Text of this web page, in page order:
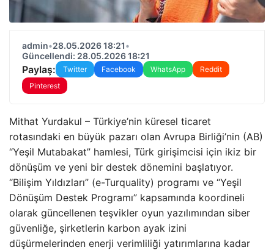
admin•28.05.2026 18:21•
Güncellendi: 28.05.2026 18:21
Paylaş: Twitter Facebook WhatsApp
Reddit
Pinterest
Mithat Yurdakul – Türkiye’nin küresel ticaret
rotasındaki en büyük pazarı olan Avrupa Birliği’nin (AB)
“Yeşil Mutabakat” hamlesi, Türk girişimcisi için ikiz bir
dönüşüm ve yeni bir destek dönemini başlatıyor.
“Bilişim Yıldızları” (e-Turquality) programı ve “Yeşil
Dönüşüm Destek Programı” kapsamında koordineli
olarak güncellenen teşvikler oyun yazılımından siber
güvenliğe, şirketlerin karbon ayak izini
düşürmelerinden enerji verimliliği yatırımlarına kadar